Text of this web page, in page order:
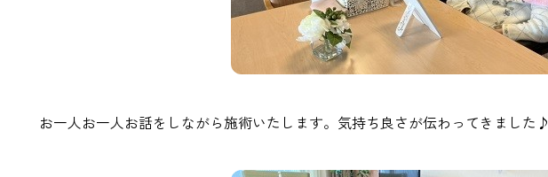
お一人お一人お話をしながら施術いたします。気持ち良さが伝わってきました♪